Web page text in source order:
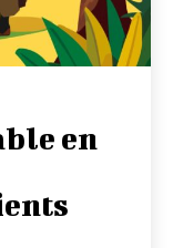
en